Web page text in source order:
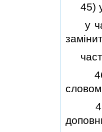
45)
у
46)
47)